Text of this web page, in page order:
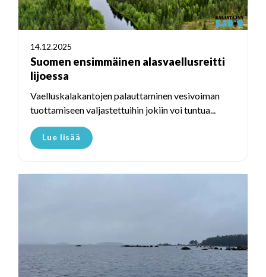
14.12.2025
Suomen ensimmäinen alasvaellusreitti
Iijoessa
Vaelluskalakantojen palauttaminen vesivoiman
tuottamiseen valjastettuihin jokiin voi tuntua...
Lue lisää